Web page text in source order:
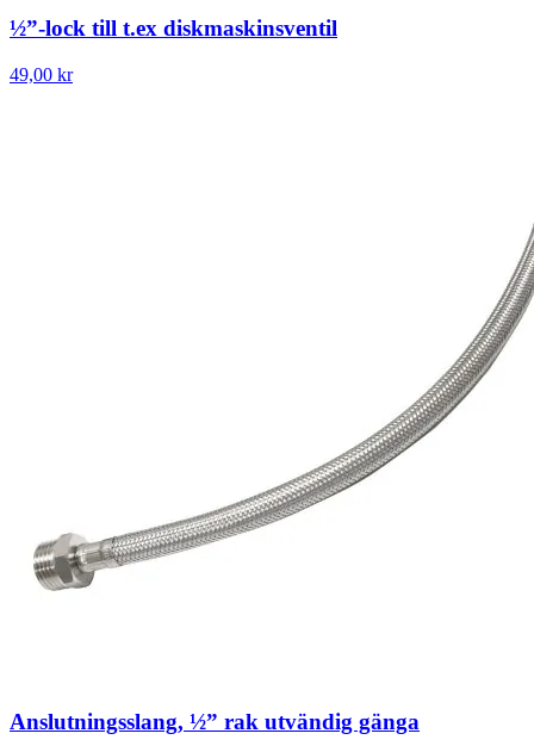
½”-lock till t.ex diskmaskinsventil
49,00 kr
Anslutningsslang, ½” rak utvändig gänga